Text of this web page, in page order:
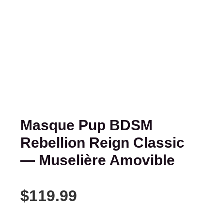
Masque Pup BDSM
Rebellion Reign Classic
— Muselière Amovible
$119.99